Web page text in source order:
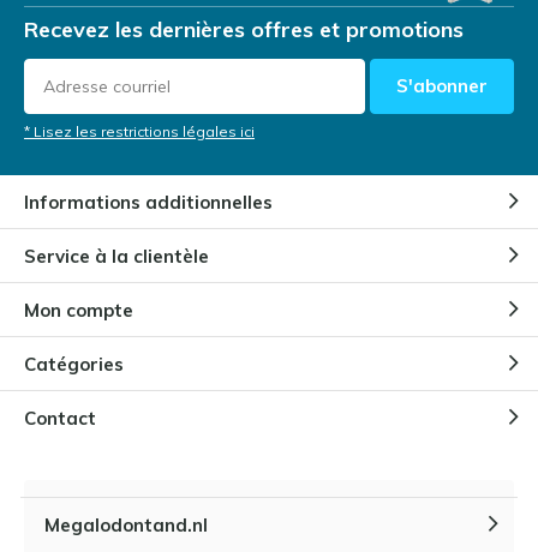
Recevez les dernières offres et promotions
S'abonner
* Lisez les restrictions légales ici
Informations additionnelles
Service à la clientèle
Mon compte
Catégories
Contact
Megalodontand.nl